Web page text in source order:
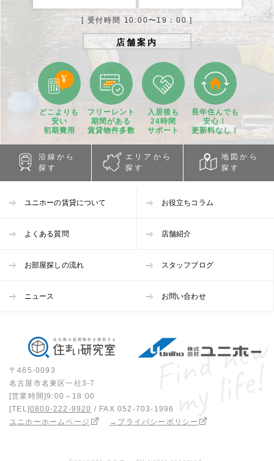
[ 受付時間 10:00〜19：00 ]
店舗案内
どこよりも
安い
初期費用
フリーレント
期間がある
賃貸物件多数
入居後も
24時間
サポート
長年住んでも
安心！
更新料なし！
沿線から
探す
エリアから
探す
地図から
探す
ユニホーの賃貸について お役立ちコラム
よくある質問 店舗紹介
お部屋探しの流れ スタッフブログ
ニュース お問い合わせ
〒465-0093
名古屋市名東区一社3-7
[営業時間]9:00～18:00
[TEL]0800-222-9920 / FAX 052-703-1996
ユニホーホームページ
→プライバシーポリシー